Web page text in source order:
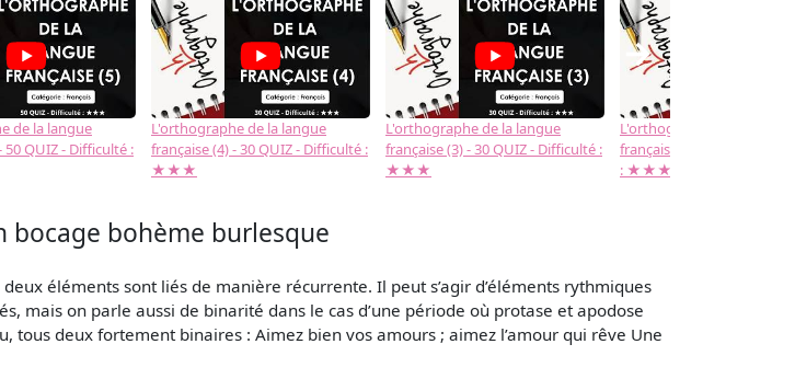
de la langue
50 QUIZ - Difficulté :
L'orthographe de la langue
française (4) - 30 QUIZ - Difficulté :
★★★
L'orthographe de la langue
française (3) - 30 QUIZ - Difficulté :
★★★
L'orthographe de la langue
française (2) -( 20 QUIZ -
: ★★★
→
bocage bohème burlesque
éléments sont liés de manière récurrente. Il peut s’agir d’éléments rythmiques
mais on parle aussi de binarité dans le cas d’une période où protase et apodose
tous deux fortement binaires : Aimez bien vos amours ; aimez l’amour qui rêve Une